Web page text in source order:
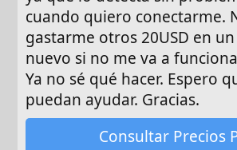
cuando quiero conectarme.
gastarme otros 20USD en
nuevo si no me va a
Ya no sé qué hacer. Espero
puedan ayudar. Gracias.
Consultar Precios